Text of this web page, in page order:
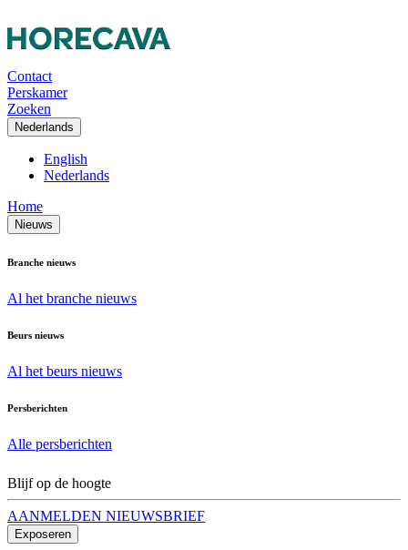
Contact
Perskamer
Zoeken
Nederlands
English
Nederlands
Home
Nieuws
Branche nieuws
Al het branche nieuws
Beurs nieuws
Al het beurs nieuws
Persberichten
Alle persberichten
Blijf op de hoogte
AANMELDEN NIEUWSBRIEF
Exposeren